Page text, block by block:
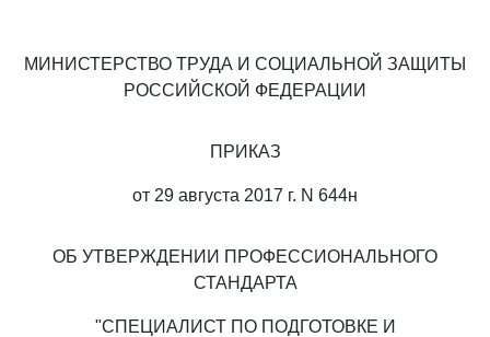
МИНИСТЕРСТВО ТРУДА И СОЦИАЛЬНОЙ ЗАЩИТЫ
РОССИЙСКОЙ ФЕДЕРАЦИИ
ПРИКАЗ
от 29 августа 2017 г. N 644н
ОБ УТВЕРЖДЕНИИ ПРОФЕССИОНАЛЬНОГО
СТАНДАРТА
"СПЕЦИАЛИСТ ПО ПОДГОТОВКЕ И